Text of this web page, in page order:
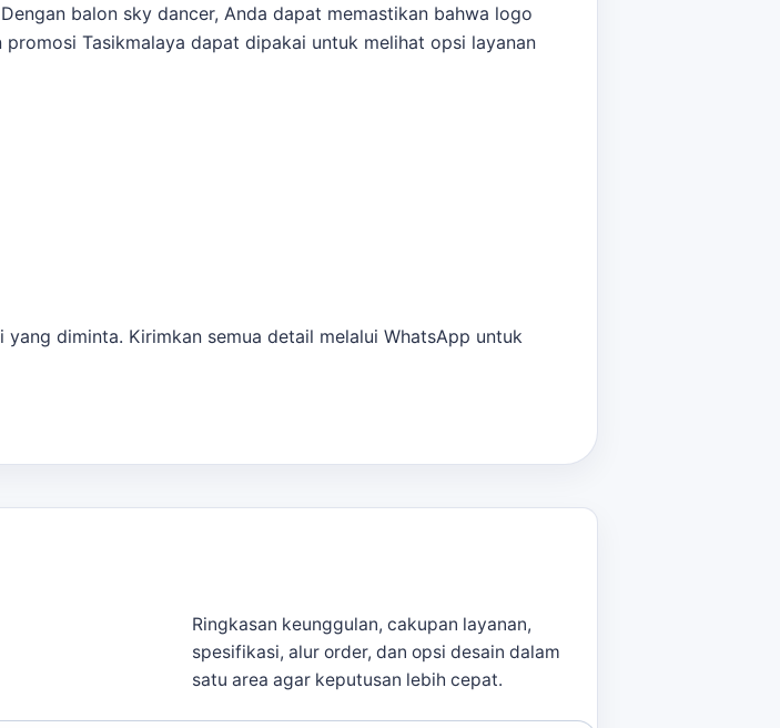
balon sky dancer, Anda dapat memastikan bahwa logo
promosi Tasikmalaya dapat dipakai untuk melihat opsi layanan
sebelum acara berlangsung. Sebagai pembanding internal,
lain sebelum finalisasi kebutuhan.
pada jumlah dan desain yang diinginkan. Kami juga
diminta. Kirimkan semua detail melalui WhatsApp untuk
Ringkasan keunggulan, cakupan layanan,
spesifikasi, alur order, dan opsi desain dalam
satu area agar keputusan lebih cepat.